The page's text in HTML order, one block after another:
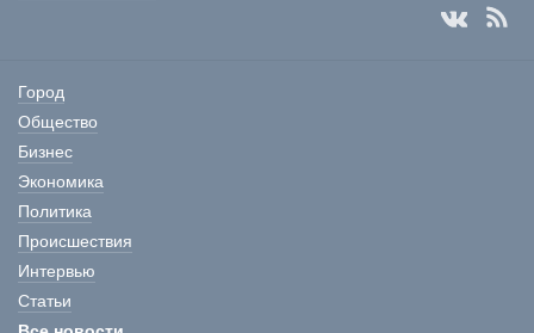
Город
Общество
Бизнес
Экономика
Политика
Происшествия
Интервью
Статьи